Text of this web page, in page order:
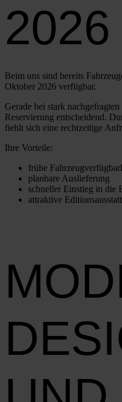
2026
Beim uns sind bereits
Okto­ber 2026 ver­füg­bar.
Gera­de bei stark
Reser­vie­rung ent­schei­dend.
fiehlt sich eine recht­zei­ti­ge
Ihre Vor­tei­le:
frü­he
plan­ba­re Aus­lie­fe­rung
schnel­ler Ein­stieg in die
attrak­ti­ve